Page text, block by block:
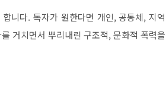
니다. 독자가 원한다면 개인, 공동체, 지역
거치면서 뿌리내린 구조적, 문화적 폭력을